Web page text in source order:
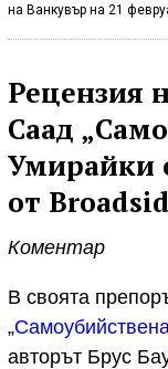
на Ванкувър на 21
Рецензия
Саад
Умирайки
от
Коментар
В своята
„
авторът Брус